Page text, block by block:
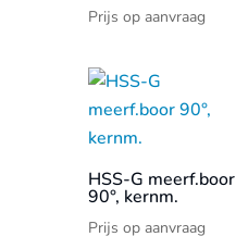
Prijs op aanvraag
HSS-G meerf.boor
90°, kernm.
Prijs op aanvraag